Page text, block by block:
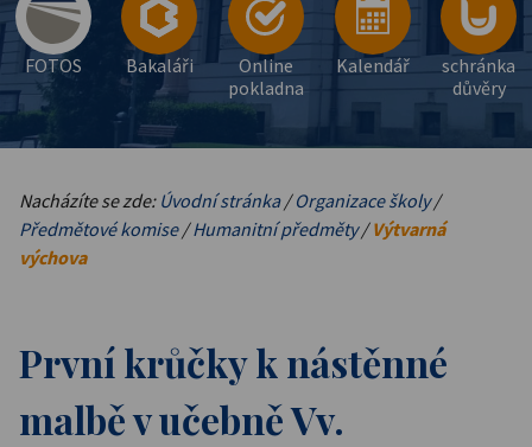
FOTOS Bakaláři
Online
pokladna
Kalendář
schránka
důvěry
Nacházíte se zde: Úvodní stránka/Organizace školy/
Předmětové komise/Humanitní předměty/Výtvarná
výchova
První krůčky k nástěnné
malbě v učebně Vv.